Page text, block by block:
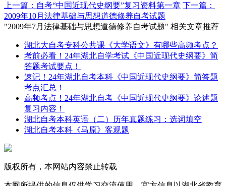
上一篇：自考“中国近现代史纲要”复习资料第一章 下一篇：
2009年10月法律基础与思想道德修养自考试题
"2009年7月法律基础与思想道德修养自考试题" 相关文章推荐
湖北大自考专科公共课《大学语文》有哪些高频考点？
考前必看！24年湖北自学考试《中国近现代史纲要》简
答题考试要点！
速记！24年湖北自考本科《中国近现代史纲要》简答题
考点汇总！
高频考点！24年湖北自考《中国近现代史纲要》论述题
复习内容！
湖北自考本科英语（二）历年真题练习：选词填空
湖北自考本科《马原》客观题
版权所有，本网站内容禁止转载